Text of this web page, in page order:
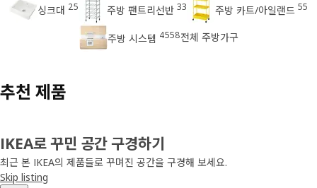
싱크대 25 주방 팬트리선반 33 주방 카트/아일랜드 55
주방 시스템 4558전체 주방가구
추천 제품
IKEA로 꾸민 공간 구경하기
최근 본 IKEA의 제품들로 꾸며진 공간을 구경해 보세요.
Skip listing